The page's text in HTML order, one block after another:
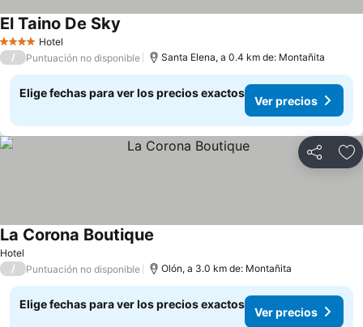
4 EstrellasHotel
El Taino De Sky
/ Puntuación no disponible Santa Elena, a 0.4 km de: Montañita
Elige fechas para ver los precios exactos
Ver precios
Compartir
Hotel
La Corona Boutique
/ Puntuación no disponible Olón, a 3.0 km de: Montañita
Elige fechas para ver los precios exactos
Ver precios